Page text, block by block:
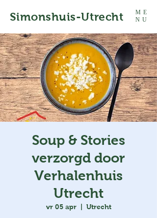
ME
NU
Simonshuis-Utrecht
Soup & Stories
verzorgd door
Verhalenhuis
Utrecht
vr 05 apr
  |
Utrecht